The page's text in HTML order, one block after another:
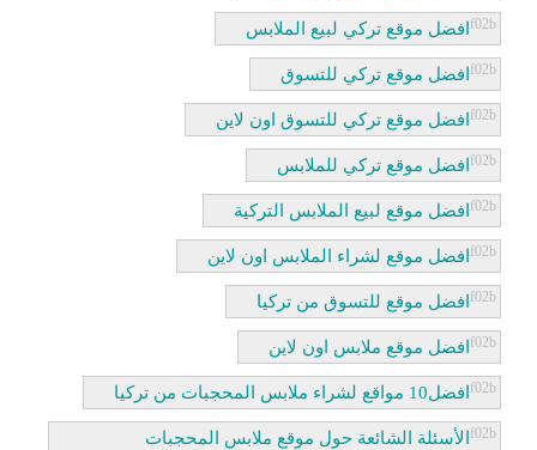
افضل موقع تركي لبيع الملابس
افضل موقع تركي للتسوق
افضل موقع تركي للتسوق اون لاين
افضل موقع تركي للملابس
افضل موقع لبيع الملابس التركية
افضل موقع لشراء الملابس اون لاين
افضل موقع للتسوق من تركيا
افضل موقع ملابس اون لاين
افضل10 مواقع لشراء ملابس المحجبات من تركيا
الأسئلة الشائعة حول موقع ملابس المحجبات